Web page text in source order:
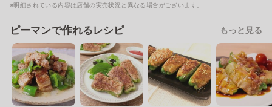
※明細されている内容は店舗の実売状況と異なる場合がございます。
ピーマンで作れるレシピ もっと見る